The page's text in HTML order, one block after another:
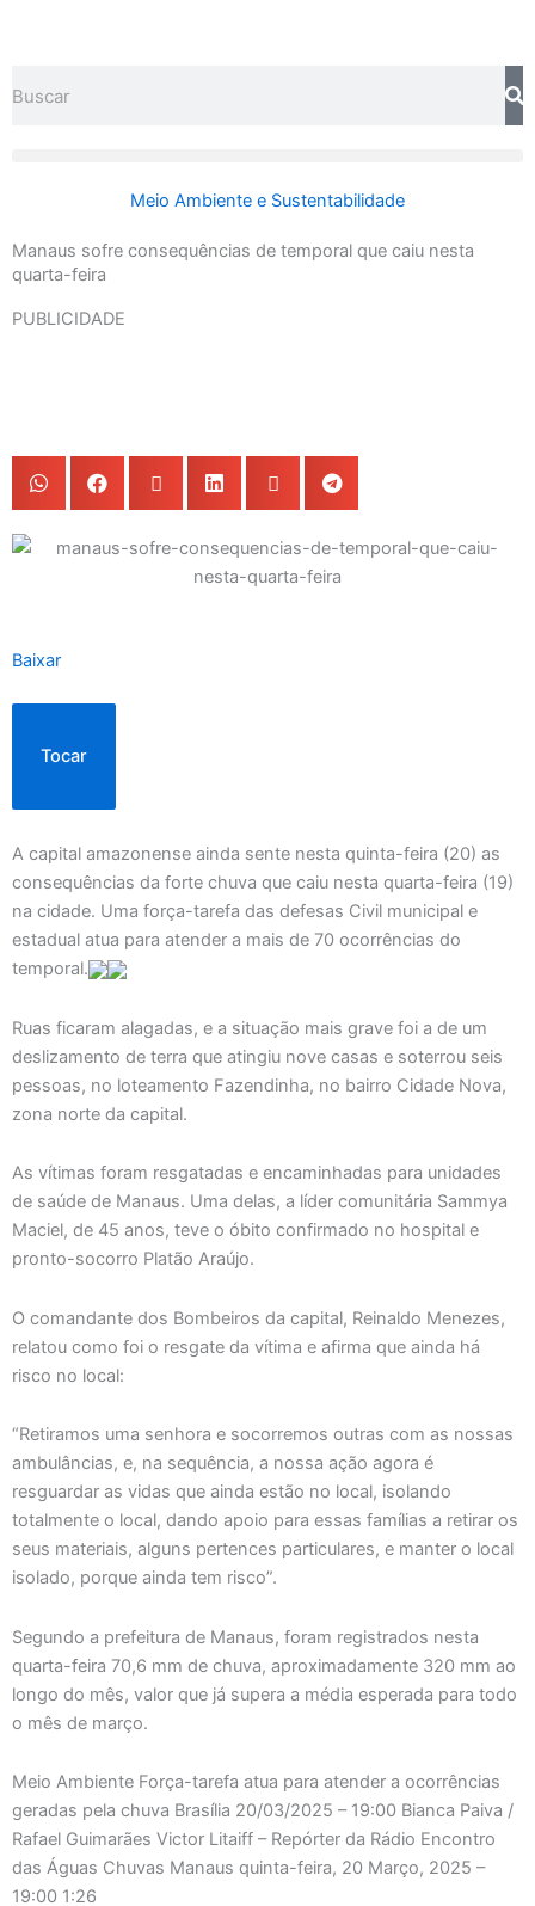
conteúdo
Meio Ambiente e Sustentabilidade
Manaus sofre consequências de temporal que caiu nesta
quarta-feira
PUBLICIDADE
Baixar
Tocar
A capital amazonense ainda sente nesta quinta-feira (20) as
consequências da forte chuva que caiu nesta quarta-feira (19)
na cidade. Uma força-tarefa das defesas Civil municipal e
estadual atua para atender a mais de 70 ocorrências do
temporal.
Ruas ficaram alagadas, e a situação mais grave foi a de um
deslizamento de terra que atingiu nove casas e soterrou seis
pessoas, no loteamento Fazendinha, no bairro Cidade Nova,
zona norte da capital.
As vítimas foram resgatadas e encaminhadas para unidades
de saúde de Manaus. Uma delas, a líder comunitária Sammya
Maciel, de 45 anos, teve o óbito confirmado no hospital e
pronto-socorro Platão Araújo.
O comandante dos Bombeiros da capital, Reinaldo Menezes,
relatou como foi o resgate da vítima e afirma que ainda há
risco no local:
“Retiramos uma senhora e socorremos outras com as nossas
ambulâncias, e, na sequência, a nossa ação agora é
resguardar as vidas que ainda estão no local, isolando
totalmente o local, dando apoio para essas famílias a retirar os
seus materiais, alguns pertences particulares, e manter o local
isolado, porque ainda tem risco”.
Segundo a prefeitura de Manaus, foram registrados nesta
quarta-feira 70,6 mm de chuva, aproximadamente 320 mm ao
longo do mês, valor que já supera a média esperada para todo
o mês de março.
Meio Ambiente Força-tarefa atua para atender a ocorrências
geradas pela chuva Brasília 20/03/2025 – 19:00 Bianca Paiva /
Rafael Guimarães Victor Litaiff – Repórter da Rádio Encontro
das Águas Chuvas Manaus quinta-feira, 20 Março, 2025 –
19:00 1:26